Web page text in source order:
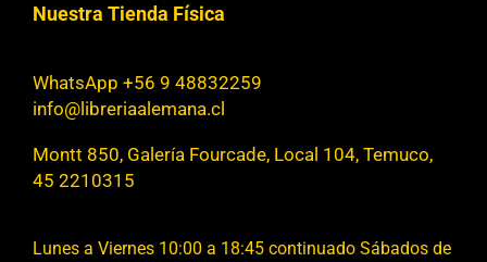
Nuestra Tienda Física
WhatsApp +56 9 48832259
info@libreriaalemana.cl
Montt 850, Galería Fourcade, Local 104, Temuco,
45 2210315
Lunes a Viernes 10:00 a 18:45 continuado Sábados de